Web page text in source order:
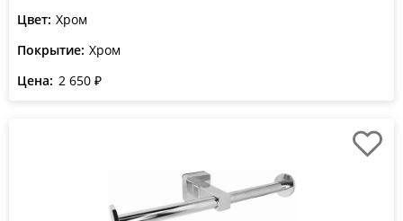
Цвет: Хром
Покрытие: Хром
Цена: 2 650 ₽